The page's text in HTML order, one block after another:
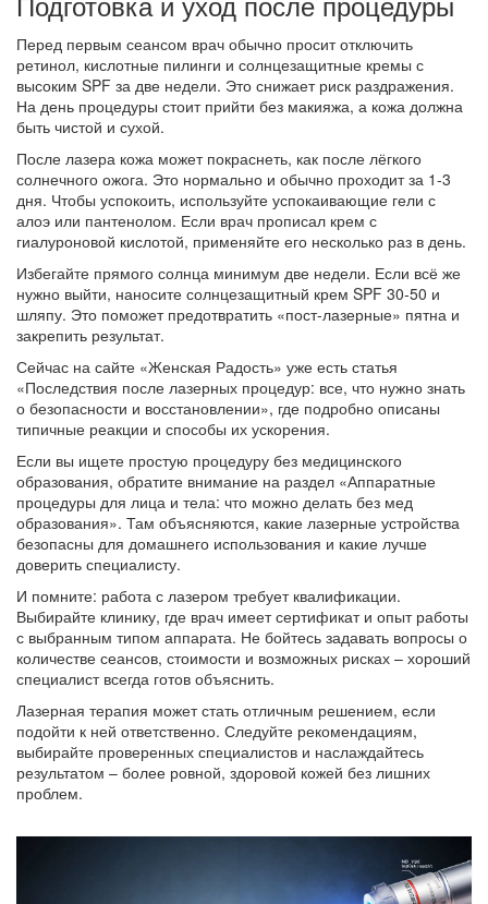
Перед первым сеансом врач обычно просит отключить
ретинол, кислотные пилинги и солнцезащитные кремы с
высоким SPF за две недели. Это снижает риск раздражения.
На день процедуры стоит прийти без макияжа, а кожа должна
быть чистой и сухой.
После лазера кожа может покраснеть, как после лёгкого
солнечного ожога. Это нормально и обычно проходит за 1‑3
дня. Чтобы успокоить, используйте успокаивающие гели с
алоэ или пантенолом. Если врач прописал крем с
гиалуроновой кислотой, применяйте его несколько раз в день.
Избегайте прямого солнца минимум две недели. Если всё же
нужно выйти, наносите солнцезащитный крем SPF 30‑50 и
шляпу. Это поможет предотвратить «пост‑лазерные» пятна и
закрепить результат.
Сейчас на сайте «Женская Радость» уже есть статья
«Последствия после лазерных процедур: все, что нужно знать
о безопасности и восстановлении», где подробно описаны
типичные реакции и способы их ускорения.
Если вы ищете простую процедуру без медицинского
образования, обратите внимание на раздел «Аппаратные
процедуры для лица и тела: что можно делать без мед
образования». Там объясняются, какие лазерные устройства
безопасны для домашнего использования и какие лучше
доверить специалисту.
И помните: работа с лазером требует квалификации.
Выбирайте клинику, где врач имеет сертификат и опыт работы
с выбранным типом аппарата. Не бойтесь задавать вопросы о
количестве сеансов, стоимости и возможных рисках – хороший
специалист всегда готов объяснить.
Лазерная терапия может стать отличным решением, если
подойти к ней ответственно. Следуйте рекомендациям,
выбирайте проверенных специалистов и наслаждайтесь
результатом – более ровной, здоровой кожей без лишних
проблем.